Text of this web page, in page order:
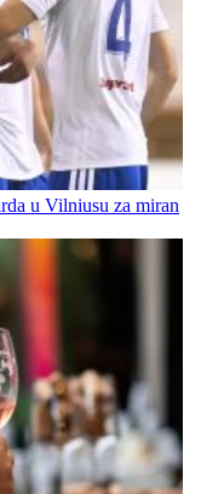
u Vilniusu za miran